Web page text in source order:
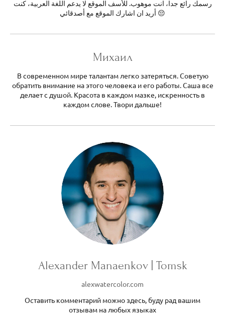
رسمك رائع جدا، انت موهوب. للأسف الموقع لا يدعم اللغة العربية، كنت
أريد ان اشارك الموقع مع أصدقائي 😔
Михаил
В современном мире талантам легко затеряться. Советую
обратить внимание на этого человека и его работы. Саша все
делает с душой. Красота в каждом мазке, искренность в
каждом слове. Твори дальше!
Alexander Manaenkov | Tomsk
alexwatercolor.com
Оставить комментарий можно здесь, буду рад вашим
отзывам на любых языках